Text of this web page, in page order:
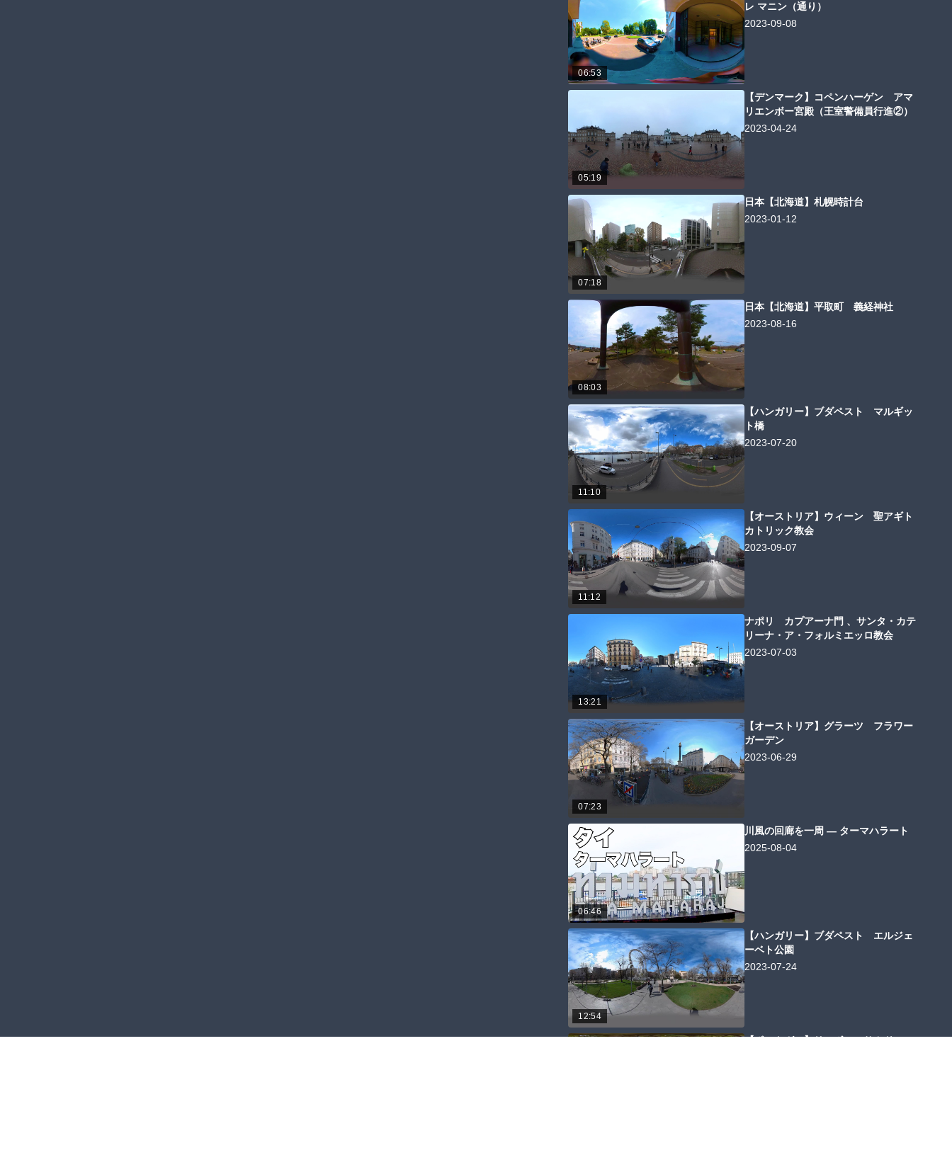
06:53
レ マニン（通り）
2023-09-08
05:19
【デンマーク】コペンハーゲン アマ
リエンボー宮殿（王室警備員行進②）
2023-04-24
07:18
日本【北海道】札幌時計台
2023-01-12
08:03
日本【北海道】平取町 義経神社
2023-08-16
11:10
【ハンガリー】ブダペスト マルギッ
ト橋
2023-07-20
11:12
【オーストリア】ウィーン 聖アギト
カトリック教会
2023-09-07
13:21
ナポリ カプアーナ門 、サンタ・カテ
リーナ・ア・フォルミエッロ教会
2023-07-03
07:23
【オーストリア】グラーツ フラワー
ガーデン
2023-06-29
06:46
川風の回廊を一周 ― ターマハラート
2025-08-04
12:54
【ハンガリー】ブダペスト エルジェ
ーベト公園
2023-07-24
【ポルトガル】リスボン サカドゥ